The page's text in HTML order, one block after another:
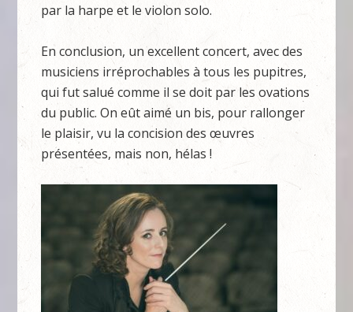
par la harpe et le violon solo.
En conclusion, un excellent concert, avec des
musiciens irréprochables à tous les pupitres,
qui fut salué comme il se doit par les ovations
du public. On eût aimé un bis, pour rallonger
le plaisir, vu la concision des œuvres
présentées, mais non, hélas !